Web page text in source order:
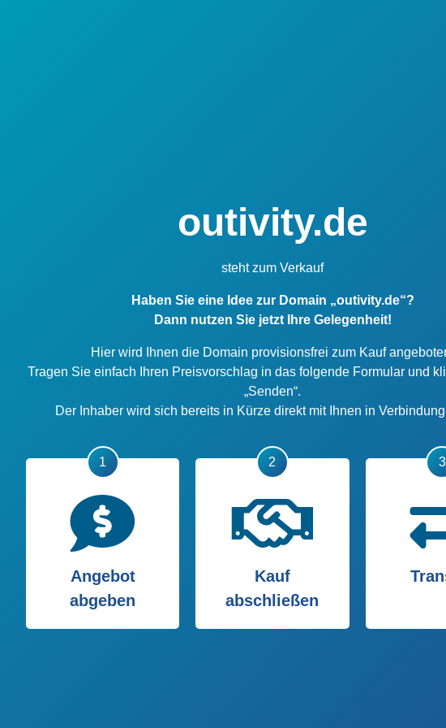
outivity.de
steht zum Verkauf
Haben Sie eine Idee zur Domain „outivity.de“?
Dann nutzen Sie jetzt Ihre Gelegenheit!
Hier wird Ihnen die Domain provisionsfrei zum Kauf
Tragen Sie einfach Ihren Preisvorschlag in das folgende Formular und
„Senden“.
Der Inhaber wird sich bereits in Kürze direkt mit Ihnen in
Angebot
abgeben
Kauf
abschließen